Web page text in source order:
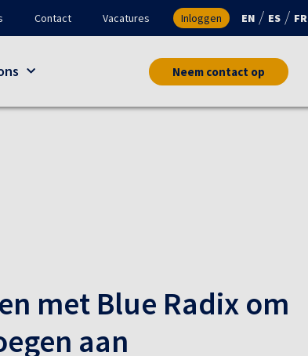
Contact Vacatures Inloggen EN ES FR
Neem contact op
met Blue Radix om
aan